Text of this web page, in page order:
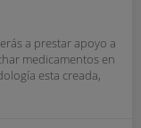
a prestar apoyo a
medicamentos en
esta creada,